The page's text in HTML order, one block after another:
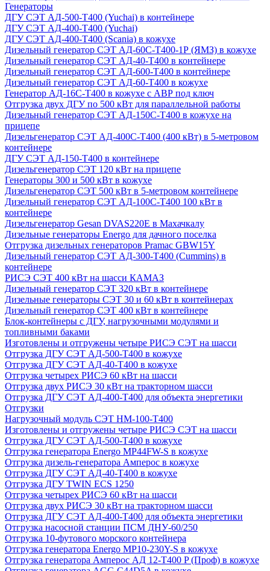
Генераторы
ДГУ СЭТ АД-500-Т400 (Yuchai) в контейнере
ДГУ СЭТ АД-400-Т400 (Yuchai)
ДГУ СЭТ АД-400-Т400 (Scania) в кожухе
Дизельный генератор СЭТ АД-60С-Т400-1Р (ЯМЗ) в кожухе
Дизельный генератор СЭТ АД-40-Т400 в контейнере
Дизельный генератор СЭТ АД-600-Т400 в контейнере
Дизельный генератор СЭТ АД-60-Т400 в кожухе
Генератор АД-16С-Т400 в кожухе с АВР под ключ
Отгрузка двух ДГУ по 500 кВт для параллельной работы
Дизельный генератор СЭТ АД-150С-Т400 в кожухе на
прицепе
Дизельгенератор СЭТ АД-400С-Т400 (400 кВт) в 5-метровом
контейнере
ДГУ СЭТ АД-150-Т400 в контейнере
Дизельгенератор СЭТ 120 кВт на прицепе
Генераторы 300 и 500 кВт в кожухе
Дизельгенератор СЭТ 500 кВт в 5-метровом контейнере
Дизельный генератор СЭТ АД-100С-Т400 100 кВт в
контейнере
Дизельгенератор Gesan DVAS220E в Махачкалу
Дизельные генераторы Energo для дачного поселка
Отгрузка дизельных генераторов Pramac GВW15Y
Дизельный генератор СЭТ АД-300-Т400 (Cummins) в
контейнере
РИСЭ СЭТ 400 кВт на шасси КАМАЗ
Дизельный генератор СЭТ 320 кВт в контейнере
Дизельные генераторы СЭТ 30 и 60 кВт в контейнерах
Дизельный генератор СЭТ 400 кВт в контейнере
Блок-контейнеры с ДГУ, нагрузочными модулями и
топливными баками
Изготовлены и отгружены четыре РИСЭ СЭТ на шасси
Отгрузка ДГУ СЭТ АД-500-Т400 в кожухе
Отгрузка ДГУ СЭТ АД-40-Т400 в кожухе
Отгрузка четырех РИСЭ 60 кВт на шасси
Отгрузка двух РИСЭ 30 кВт на тракторном шасси
Отгрузка ДГУ СЭТ АД-400-Т400 для объекта энергетики
Отгрузки
Нагрузочный модуль СЭТ НМ-100-Т400
Изготовлены и отгружены четыре РИСЭ СЭТ на шасси
Отгрузка ДГУ СЭТ АД-500-Т400 в кожухе
Отгрузка генератора Energo MP44FW-S в кожухе
Отгрузка дизель-генератора Амперос в кожухе
Отгрузка ДГУ СЭТ АД-40-Т400 в кожухе
Отгрузка ДГУ TWIN ECS 1250
Отгрузка четырех РИСЭ 60 кВт на шасси
Отгрузка двух РИСЭ 30 кВт на тракторном шасси
Отгрузка ДГУ СЭТ АД-400-Т400 для объекта энергетики
Отгрузка насосной станции ПСМ ДНУ-60/250
Отгрузка 10-футового морского контейнера
Отгрузка генератора Energo MP10-230Y-S в кожухе
Отгрузка генератора Амперос АД 12-Т400 P (Проф) в кожухе